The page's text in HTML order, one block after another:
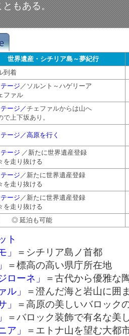
もある。
世界遺産・シチリア島～夢紀行
到着
ージ ／ソルント～ハゲリーア
ファル
ージ ／チェファルからは山へ
で上下坂あり。
ージ／高原を行く
ージ ／新たに世界遺産登録
を走り抜ける
ージ ／新たに世界遺産登録
を走り抜ける
ージ ／新たに世界遺産登録
を走り抜ける
◎ 延泊も可能
ト
」
＝シチリア島ノ首都
＝標高の高い県庁所在地
ローネ」
＝古代から優雅な
ル」
＝澄んだ海と岩山に囲
」
＝高原の美しいバロック
＝バロック装飾で有名な美
ア」 ＝エトナ山を望む大都